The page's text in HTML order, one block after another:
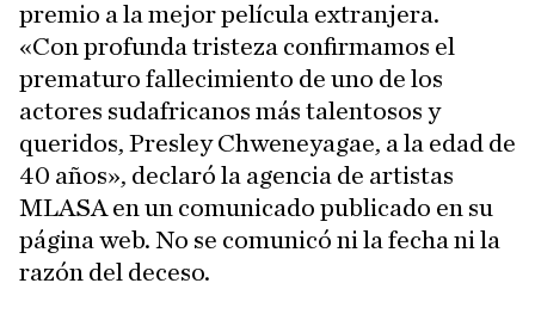
premio a la mejor película extranjera.
«Con profunda tristeza confirmamos el
prematuro fallecimiento de uno de los
actores sudafricanos más talentosos y
queridos, Presley Chweneyagae, a la edad de
40 años», declaró la agencia de artistas
MLASA en un comunicado publicado en su
página web. No se comunicó ni la fecha ni la
razón del deceso.